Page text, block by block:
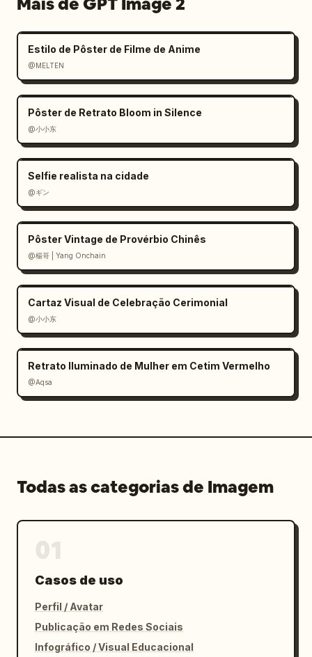
Estilo de Pôster de Filme de Anime
@MELTEN
Pôster de Retrato Bloom in Silence
@小小东
Selfie realista na cidade
@ギン
Pôster Vintage de Provérbio Chinês
@楊哥 | Yang Onchain
Cartaz Visual de Celebração Cerimonial
@小小东
Retrato Iluminado de Mulher em Cetim Vermelho
@Aqsa
Todas as categorias de Imagem
Casos de uso
Perfil / Avatar
Publicação em Redes Sociais
Infográfico / Visual Educacional